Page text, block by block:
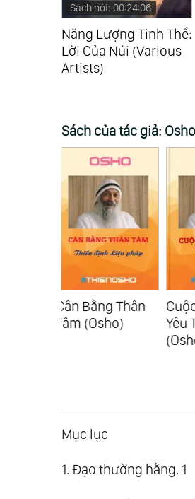
Sách nói: 00:21:17
Năng Lượng Tinh Thể:
Tình Yêu Của Đất
(Various Artists)
Sách của tác giả: Osho
Cuộc Sống Tình
Yêu Tiếng Cười
Đạo
Mục lục
1. Đạo thường hằng. 1